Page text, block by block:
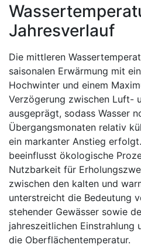
Jahresverlauf
Die mittleren
saisonalen Erwärmung mit
Hochwinter und einem
Verzögerung zwischen Luft-
ausgeprägt, sodass Wasser
Übergangsmonaten relativ
ein markanter Anstieg
beeinflusst ökologische
Nutzbarkeit für
zwischen den kalten und
unterstreicht die Bedeutung
stehender Gewässer sowie
jahreszeitlichen Einstrahlung
die Oberflächentemperatur.